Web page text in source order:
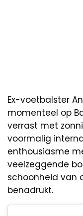
Ex-voetbalster
momenteel op
verrast met
voormalig
enthousiasme
veelzeggende
schoonheid van
benadrukt.